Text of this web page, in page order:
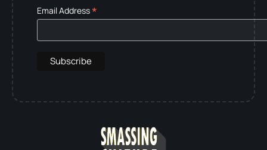
Email Address*